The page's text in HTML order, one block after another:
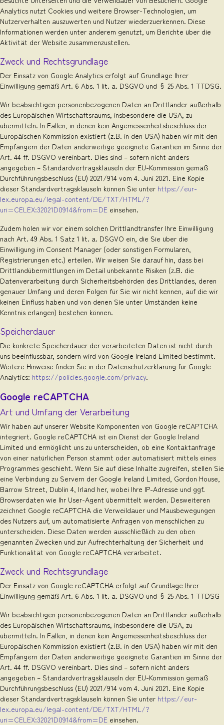
Analytics nutzt Cookies und weitere Browser-Technologien, um
Nutzerverhalten auszuwerten und Nutzer wiederzuerkennen. Diese
Informationen werden unter anderem genutzt, um Berichte über die
Aktivität der Website zusammenzustellen.
Zweck und Rechtsgrundlage
Der Einsatz von Google Analytics erfolgt auf Grundlage Ihrer
Einwilligung gemäß Art. 6 Abs. 1 lit. a. DSGVO und § 25 Abs. 1 TTDSG.
Wir beabsichtigen personenbezogenen Daten an Drittländer außerhalb
des Europäischen Wirtschaftsraums, insbesondere die USA, zu
übermitteln. In Fällen, in denen kein Angemessenheitsbeschluss der
Europäischen Kommission existiert (z.B. in den USA) haben wir mit den
Empfängern der Daten anderweitige geeignete Garantien im Sinne der
Art. 44 ff. DSGVO vereinbart. Dies sind – sofern nicht anders
angegeben – Standardvertragsklauseln der EU-Kommission gemäß
Durchführungsbeschluss (EU) 2021/914 vom 4. Juni 2021. Eine Kopie
dieser Standardvertragsklauseln können Sie unter https://eur-
lex.europa.eu/legal-content/DE/TXT/HTML/?
uri=CELEX:32021D0914&from=DE einsehen.
Zudem holen wir vor einem solchen Drittlandtransfer Ihre Einwilligung
nach Art. 49 Abs. 1 Satz 1 lit. a. DSGVO ein, die Sie über die
Einwilligung im Consent Manager (oder sonstigen Formularen,
Registrierungen etc.) erteilen. Wir weisen Sie darauf hin, dass bei
Drittlandübermittlungen im Detail unbekannte Risiken (z.B. die
Datenverarbeitung durch Sicherheitsbehörden des Drittlandes, deren
genauer Umfang und deren Folgen für Sie wir nicht kennen, auf die wir
keinen Einfluss haben und von denen Sie unter Umständen keine
Kenntnis erlangen) bestehen können.
Speicherdauer
Die konkrete Speicherdauer der verarbeiteten Daten ist nicht durch
uns beeinflussbar, sondern wird von Google Ireland Limited bestimmt.
Weitere Hinweise finden Sie in der Datenschutzerklärung für Google
Analytics: https://policies.google.com/privacy.
Google reCAPTCHA
Art und Umfang der Verarbeitung
Wir haben auf unserer Website Komponenten von Google reCAPTCHA
integriert. Google reCAPTCHA ist ein Dienst der Google Ireland
Limited und ermöglicht uns zu unterscheiden, ob eine Kontaktanfrage
von einer natürlichen Person stammt oder automatisiert mittels eines
Programmes geschieht. Wenn Sie auf diese Inhalte zugreifen, stellen Sie
eine Verbindung zu Servern der Google Ireland Limited, Gordon House,
Barrow Street, Dublin 4, Irland her, wobei Ihre IP-Adresse und ggf.
Browserdaten wie Ihr User-Agent übermittelt werden. Desweiteren
zeichnet Google reCAPTCHA die Verweildauer und Mausbewegungen
des Nutzers auf, um automatisierte Anfragen von menschlichen zu
unterscheiden. Diese Daten werden ausschließlich zu den oben
genannten Zwecken und zur Aufrechterhaltung der Sicherheit und
Funktionalität von Google reCAPTCHA verarbeitet.
Zweck und Rechtsgrundlage
Der Einsatz von Google reCAPTCHA erfolgt auf Grundlage Ihrer
Einwilligung gemäß Art. 6 Abs. 1 lit. a. DSGVO und § 25 Abs. 1 TTDSG
Wir beabsichtigen personenbezogenen Daten an Drittländer außerhalb
des Europäischen Wirtschaftsraums, insbesondere die USA, zu
übermitteln. In Fällen, in denen kein Angemessenheitsbeschluss der
Europäischen Kommission existiert (z.B. in den USA) haben wir mit den
Empfängern der Daten anderweitige geeignete Garantien im Sinne der
Art. 44 ff. DSGVO vereinbart. Dies sind – sofern nicht anders
angegeben – Standardvertragsklauseln der EU-Kommission gemäß
Durchführungsbeschluss (EU) 2021/914 vom 4. Juni 2021. Eine Kopie
dieser Standardvertragsklauseln können Sie unter https://eur-
lex.europa.eu/legal-content/DE/TXT/HTML/?
uri=CELEX:32021D0914&from=DE einsehen.